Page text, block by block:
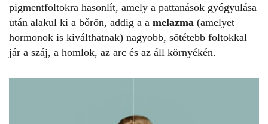
pigmentfoltokra hasonlít, amely a pattanások gyógyulása
után alakul ki a bőrön, addig a a melazma (amelyet
hormonok is kiválthatnak) nagyobb, sötétebb foltokkal
jár a száj, a homlok, az arc és az áll környékén.